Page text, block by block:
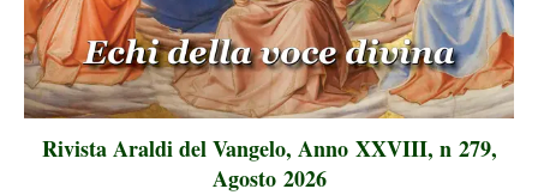
Rivista Araldi del Vangelo, Anno XXVIII, n 279,
Agosto 2026